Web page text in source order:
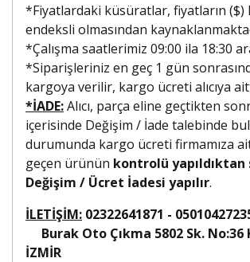
*Fiyatlardaki küsüratlar, fiyatların ($)
endeksli olmasından
*Çalışma saatlerimiz 09:00 ila 18:30
*Siparişleriniz en geç 1 gün
kargoya verilir, kargo ücreti alıcıya
*İADE:Alıcı, parça eline geçtikten
içerisinde Değişim / İade talebinde
durumunda kargo ücreti firmamıza
geçen ürünün kontrolü yapıldıktan
Değişim / Ücret İadesi yapılır.
İLETİŞİM: 02322641871 -
Burak Oto Çıkma 5802 Sk. No:36
İZMİR